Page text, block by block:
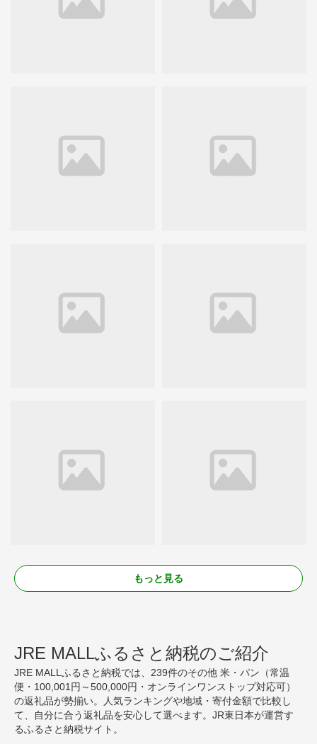
もっと見る
JRE MALLふるさと納税のご紹介
JRE MALLふるさと納税では、239件のその他 米・パン（常温
便・100,001円～500,000円・オンラインワンストップ対応可）
の返礼品が勢揃い。人気ランキングや地域・寄付金額で比較し
て、自分に合う返礼品を安心して選べます。JR東日本が運営す
るふるさと納税サイト。